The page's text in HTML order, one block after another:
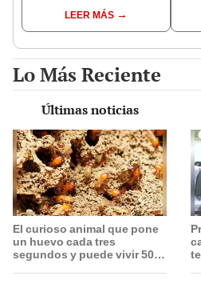
CercadoLEER MÁS
si
Lo Más Reciente
Últimas noticias
El curioso animal que pone
un huevo cada tres
segundos y puede vivir 50